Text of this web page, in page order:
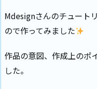
Mdesignさんのチュート
ので作ってみました
作品の意図、作成上のポ
した。